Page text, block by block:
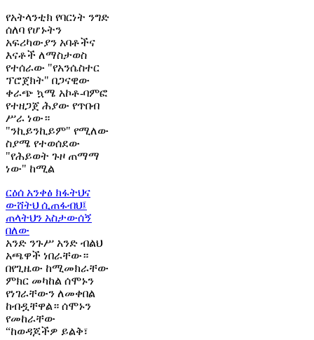
የአትላንቲክ የባርነት ንግድ
ሰለባ የሆኑትን
አፍሪካውያን አባቶችና
እናቶች ለማስታወስ
የተሰራው "የአንሴስተር
ፕሮጀክት" በጋናዊው
ቀራጭ ኳሜ አኮቶ-ባምፎ
የተዘጋጀ ሕያው የጥበብ
ሥራ ነው።
"ንኪይንኪይም" የሚለው
ስያሜ የተወሰደው
"የሕይወት ጉዞ ጠማማ
ነው" ከሚል
ርዕሰ አንቀፅ ክፋትህና
ውሸትህ ሲጠፋብህ፤
ጠላትህን አስታውሰኝ
በለው
አንድ ንጉሥ አንድ ብልህ
አጫዋች ነበራቸው።
በየጊዜው ከሚመክራቸው
ምክር መካከል ሰሞኑን
የነገራቸውን ለመቀበል
ከብዷቸዋል። ሰሞኑን
የመከራቸው
“ከወዳጆችዎ ይልቅ፣